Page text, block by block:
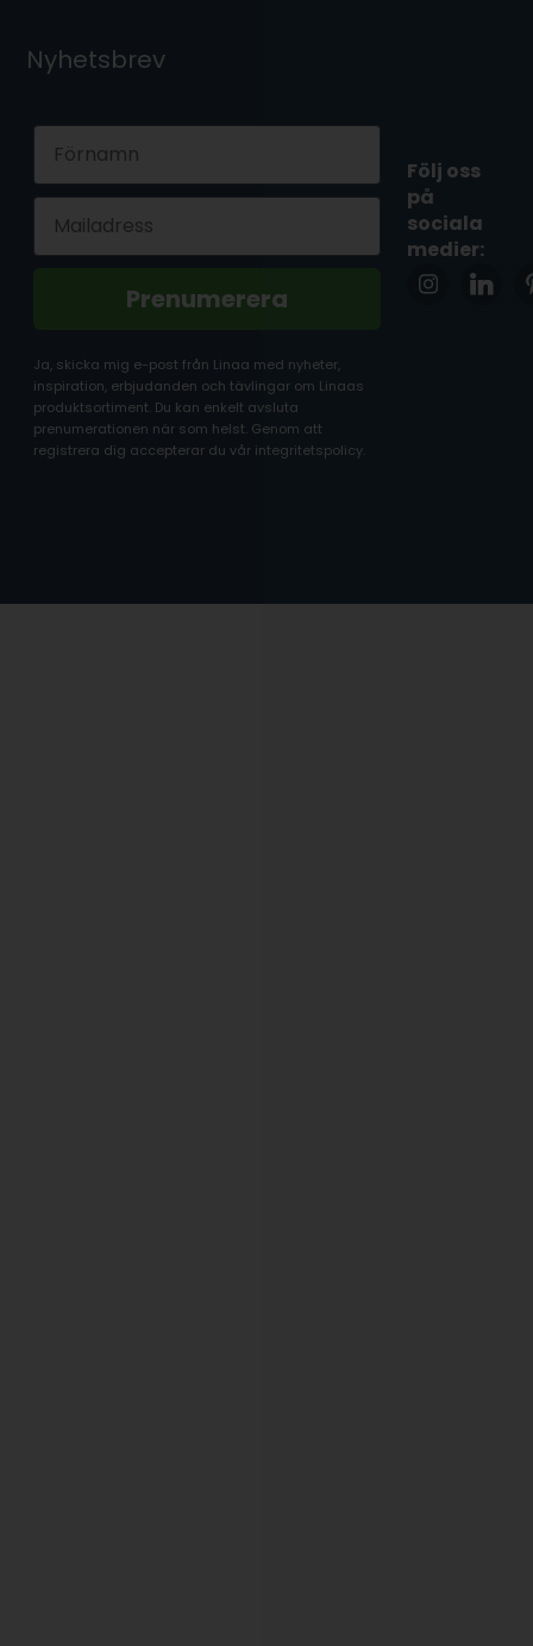
Nyhetsbrev
Prenumerera
Ja, skicka mig e-post från Linaa med nyheter,
inspiration, erbjudanden och tävlingar om Linaas
produktsortiment. Du kan enkelt avsluta
prenumerationen när som helst. Genom att
registrera dig accepterar du vår integritetspolicy.
Följ oss
på
sociala
medier: